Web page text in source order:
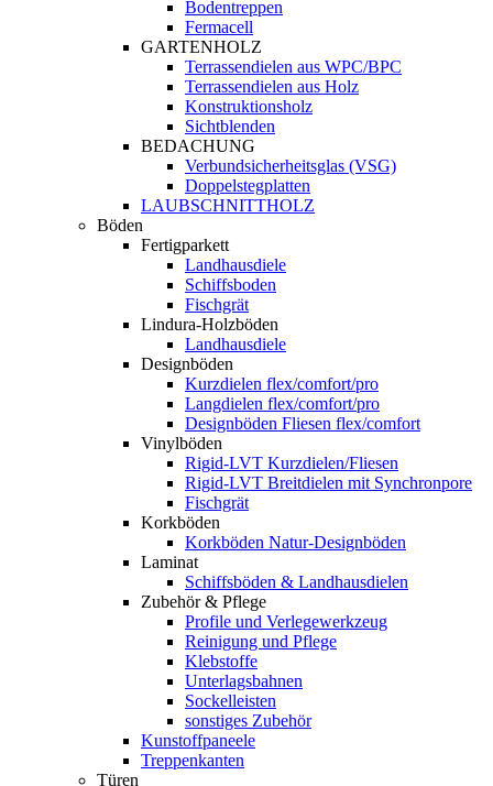
Bodentreppen
Fermacell
GARTENHOLZ
Terrassendielen aus WPC/BPC
Terrassendielen aus Holz
Konstruktionsholz
Sichtblenden
BEDACHUNG
Verbundsicherheitsglas (VSG)
Doppelstegplatten
LAUBSCHNITTHOLZ
Böden
Fertigparkett
Landhausdiele
Schiffsboden
Fischgrät
Lindura-Holzböden
Landhausdiele
Designböden
Kurzdielen flex/comfort/pro
Langdielen flex/comfort/pro
Designböden Fliesen flex/comfort
Vinylböden
Rigid-LVT Kurzdielen/Fliesen
Rigid-LVT Breitdielen mit Synchronpore
Fischgrät
Korkböden
Korkböden Natur-Designböden
Laminat
Schiffsböden & Landhausdielen
Zubehör & Pflege
Profile und Verlegewerkzeug
Reinigung und Pflege
Klebstoffe
Unterlagsbahnen
Sockelleisten
sonstiges Zubehör
Kunstoffpaneele
Treppenkanten
Türen